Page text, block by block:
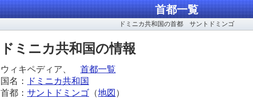
首都一覧
ドミニカ共和国の首都 サントドミンゴ
ドミニカ共和国の情報
ウィキペディア、 首都一覧
国名：
ドミニカ共和国
首都： サントドミンゴ （地図 ）